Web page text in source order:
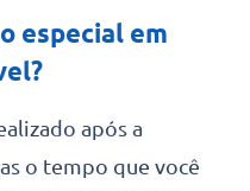
especial em
após a
o tempo que você